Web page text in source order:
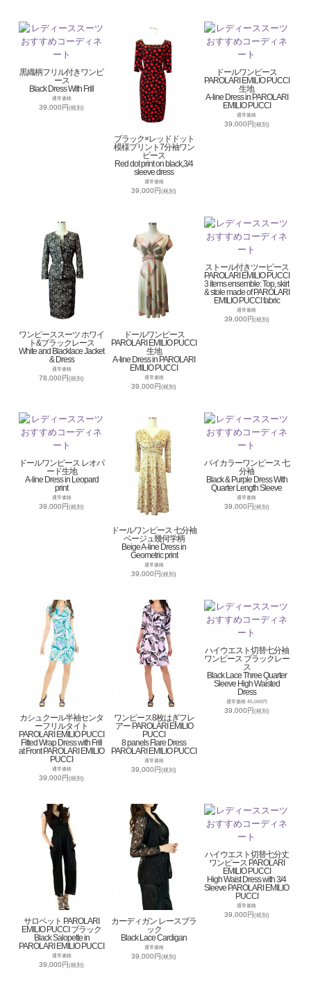
黒織柄フリル付きワンピ
ース
Black Dress With Frill
通常価格
39,000円(税別)
ブラック×レッドドット
模様プリント7分袖ワン
ピース
Red dot print on black,3/4
sleeve dress
通常価格
39,000円(税別)
ドールワンピース
PAROLARI EMILIO PUCCI
生地
A-line Dress in PAROLARI
EMILIO PUCCI
通常価格
39,000円(税別)
ワンピーススーツ ホワイ
ト&ブラックレース
White and Blacklace Jacket
& Dress
通常価格
78,000円(税別)
ドールワンピース
PAROLARI EMILIO PUCCI
生地
A-line Dress in PAROLARI
EMILIO PUCCI
通常価格
39,000円(税別)
ストール付きツーピース
PAROLARI EMILIO PUCCI
3 items ensemble: Top, skirt
& stole made of PAROLARI
EMILIO PUCCI fabric
通常価格
39,000円(税別)
ドールワンピース レオパ
ード生地
A-line Dress in Leopard
print
通常価格
39,000円(税別)
ドールワンピース 七分袖
ベージュ幾何学柄
Beige A-line Dress in
Geometric print
通常価格
39,000円(税別)
バイカラーワンピース 七
分袖
Black & Purple Dress With
Quarter Length Sleeve
通常価格
39,000円(税別)
カシュクール半袖センタ
ーフリルタイト
PAROLARI EMILIO PUCCI
Fitted Wrap Dress with Frill
at Front PAROLARI EMILIO
PUCCI
通常価格
39,000円(税別)
ワンピース8枚はぎフレ
アー PAROLARI EMILIO
PUCCI
8 panels Flare Dress
PAROLARI EMILIO PUCCI
通常価格
39,000円(税別)
ハイウエスト切替七分袖
ワンピース ブラックレー
ス
Black Lace Three Quarter
Sleeve High Waisted
Dress
通常価格 45,000円
39,000円(税別)
サロペット PAROLARI
EMILIO PUCCI ブラック
Black Salopette in
PAROLARI EMILIO PUCCI
通常価格
39,000円(税別)
カーディガン レースブラ
ック
Black Lace Cardigan
通常価格
39,000円(税別)
ハイウエスト切替七分丈
ワンピース PAROLARI
EMILIO PUCCI
High Waist Dress with 3/4
Sleeve PAROLARI EMILIO
PUCCI
通常価格
39,000円(税別)